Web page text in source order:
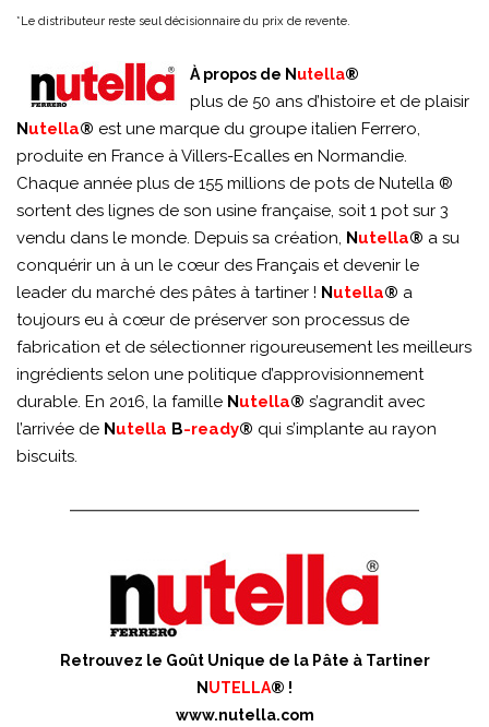
*Le distributeur reste seul décisionnaire du prix de revente.
À propos de N utella®
plus de 50 ans d’histoire et de plaisir
Nutella® est une marque du groupe italien Ferrero,
produite en France à Villers-Ecalles en Normandie.
Chaque année plus de 155 millions de pots de Nutella ®
sortent des lignes de son usine française, soit 1 pot sur 3
vendu dans le monde. Depuis sa création, Nutella® a su
conquérir un à un le cœur des Français et devenir le
leader du marché des pâtes à tartiner ! Nutella® a
toujours eu à cœur de préserver son processus de
fabrication et de sélectionner rigoureusement les meilleurs
ingrédients selon une politique d’approvisionnement
durable. En 2016, la famille Nutella® s’agrandit avec
l’arrivée de Nutella B-ready® qui s’implante au rayon
biscuits.
Retrouvez le Goût Unique de la Pâte à Tartiner
N UTELLA® !
www.nutella.com